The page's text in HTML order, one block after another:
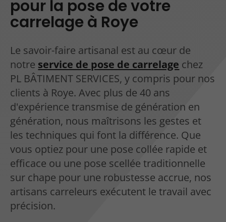
pour la pose de votre
carrelage à Roye
Le savoir-faire artisanal est au cœur de
notre service de pose de carrelage chez
PL BÂTIMENT SERVICES, y compris pour nos
clients à Roye. Avec plus de 40 ans
d'expérience transmise de génération en
génération, nous maîtrisons les gestes et
les techniques qui font la différence. Que
vous optiez pour une pose collée rapide et
efficace ou une pose scellée traditionnelle
sur chape pour une robustesse accrue, nos
artisans carreleurs exécutent le travail avec
précision.